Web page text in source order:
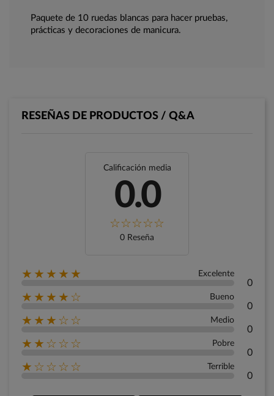
Paquete de 10 ruedas blancas para hacer pruebas,
prácticas y decoraciones de manicura.
RESEÑAS DE PRODUCTOS / Q&A
Calificación media
0.0
0 Reseña
★★★★★ Excelente
0
★★★★☆ Bueno
0
★★★☆☆ Medio
0
★★☆☆☆ Pobre
0
★☆☆☆☆ Terrible
0